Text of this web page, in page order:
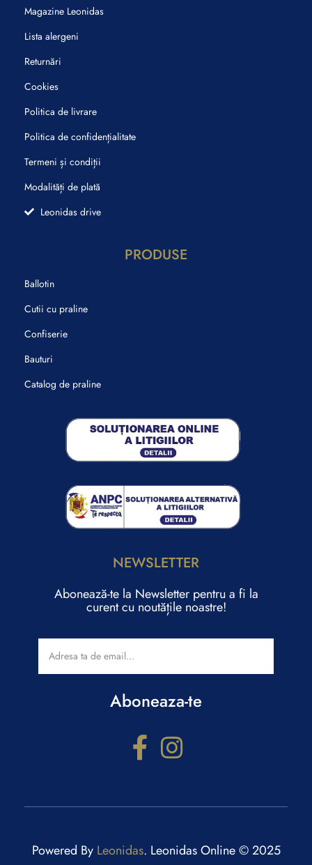
Magazine Leonidas
Lista alergeni
Returnări
Cookies
Politica de livrare
Politica de confidențialitate
Termeni și condiții
Modalități de plată
Leonidas drive
PRODUSE
Ballotin
Cutii cu praline
Confiserie
Bauturi
Catalog de praline
NEWSLETTER
Abonează-te la Newsletter pentru a fi la
curent cu noutățile noastre!
Aboneaza-te
Powered By Leonidas. Leonidas Online © 2025
Răspunde la câteva întrebări și primești recomandări